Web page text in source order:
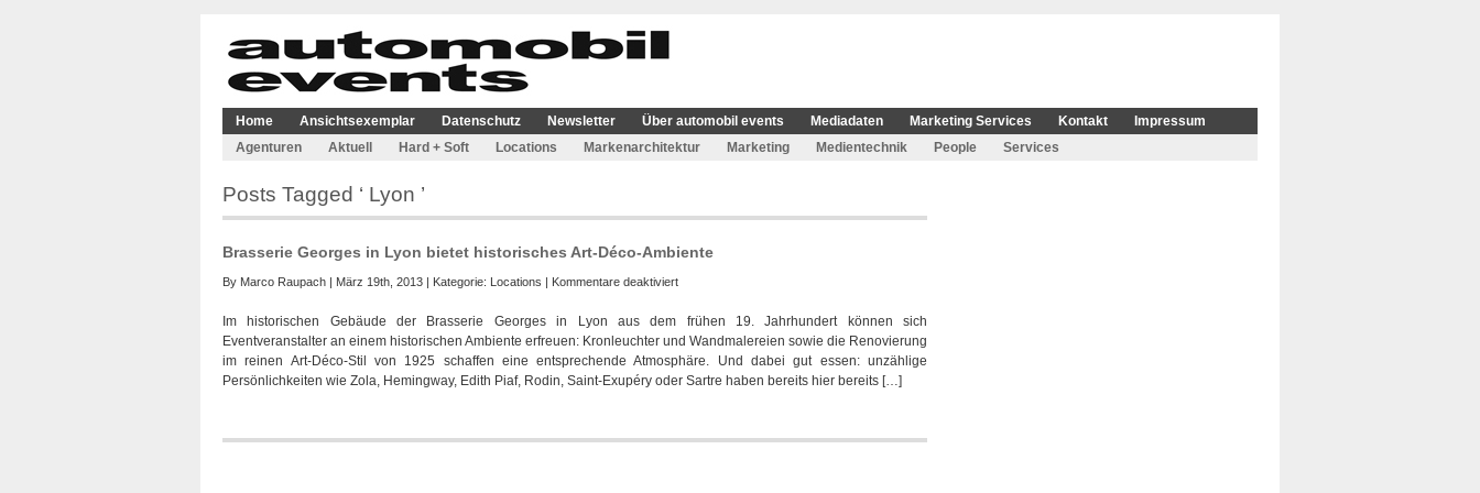
Home Ansichtsexemplar Datenschutz Newsletter Über automobil events Mediadaten Marketing Services Kontakt
Impressum
Agenturen
Aktuell Hard + Soft Locations Markenarchitektur Marketing Medientechnik People Services
Posts Tagged ‘ Lyon ’
Brasserie Georges in Lyon bietet historisches Art-Déco-Ambiente
By Marco Raupach | März 19th, 2013 | Kategorie: Locations | Kommentare deaktiviertfür
Georges
in
Lyon
bietet
Déco-
Im historischen Gebäude der Brasserie Georges in Lyon aus dem frühen 19. Jahrhundert können sich
Eventveranstalter an einem historischen Ambiente erfreuen: Kronleuchter und Wandmalereien sowie die Renovierung
im reinen Art-Déco-Stil von 1925 schaffen eine entsprechende Atmosphäre. Und dabei gut essen: unzählige
Persönlichkeiten wie Zola, Hemingway, Edith Piaf, Rodin, Saint-Exupéry oder Sartre haben bereits hier bereits […]